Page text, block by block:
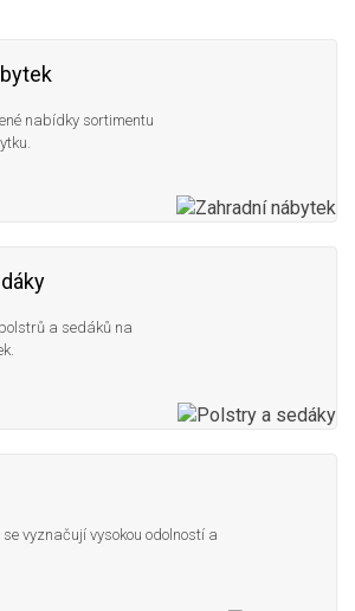
nabídky sortimentu
a sedáků na
vyznačují vysokou odolností a